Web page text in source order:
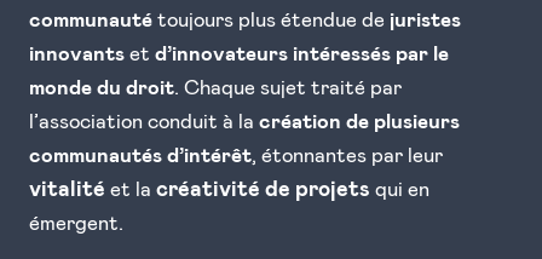
communauté toujours plus étendue de juristes
innovants et d’innovateurs intéressés par le
monde du droit. Chaque sujet traité par
l’association conduit à la création de plusieurs
communautés d’intérêt, étonnantes par leur
vitalité et la créativité de projets qui en
émergent.